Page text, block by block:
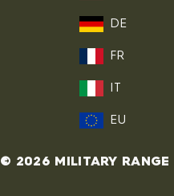
DE
FR
IT
EU
© 2026 MILITARY RANGE